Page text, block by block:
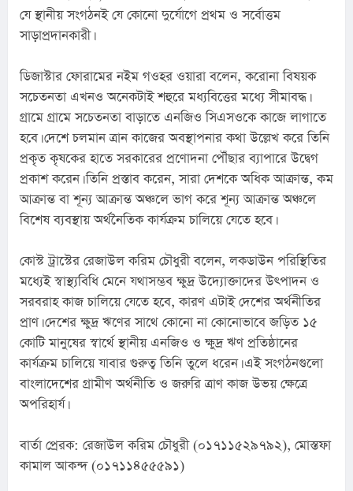
যে স্থানীয় সংগঠনই যে কোনো দুর্যোগে প্রথম ও সর্বোত্তম
সাড়াপ্রদানকারী।
ডিজাস্টার ফোরামের নইম গওহর ওয়ারা বলেন, করোনা বিষয়ক
সচেতনতা এখনও অনেকটাই শহুরে মধ্যবিত্তের মধ্যে সীমাবদ্ধ।
গ্রামে গ্রামে সচেতনতা বাড়াতে এনজিও সিএসওকে কাজে লাগাতে
হবে। দেশে চলমান ত্রান কাজের অবস্থাপনার কথা উল্লেখ করে তিনি
প্রকৃত কৃষকের হাতে সরকারের প্রণোদনা পৌঁছার ব্যাপারে উদ্বেগ
প্রকাশ করেন। তিনি প্রস্তাব করেন, সারা দেশকে অধিক আক্রান্ত, কম
আক্রান্ত বা শূন্য আক্রান্ত অঞ্চলে ভাগ করে শূন্য আক্রান্ত অঞ্চলে
বিশেষ ব্যবস্থায় অর্থনৈতিক কার্যক্রম চালিয়ে যেতে হবে।
কোস্ট ট্রাস্টের রেজাউল করিম চৌধুরী বলেন, লকডাউন পরিস্থিতির
মধ্যেই স্বাস্থ্যবিধি মেনে যথাসম্ভব ক্ষুদ্র উদ্যোক্তাদের উৎপাদন ও
সরবরাহ কাজ চালিয়ে যেতে হবে, কারণ এটাই দেশের অর্থনীতির
প্রাণ। দেশের ক্ষুদ্র ঋণের সাথে কোনো না কোনোভাবে জড়িত ১৫
কোটি মানুষের স্বার্থে স্থানীয় এনজিও ও ক্ষুদ্র ঋণ প্রতিষ্ঠানের
কার্যক্রম চালিয়ে যাবার গুরুত্ব তিনি তুলে ধরেন। এই সংগঠনগুলো
বাংলাদেশের গ্রামীণ অর্থনীতি ও জরুরি ত্রাণ কাজ উভয় ক্ষেত্রে
অপরিহার্য।
বার্তা প্রেরক: রেজাউল করিম চৌধুরী (০১৭১১৫২৯৭৯২), মোস্তফা
কামাল আকন্দ (০১৭১১৪৫৫৫৯১)